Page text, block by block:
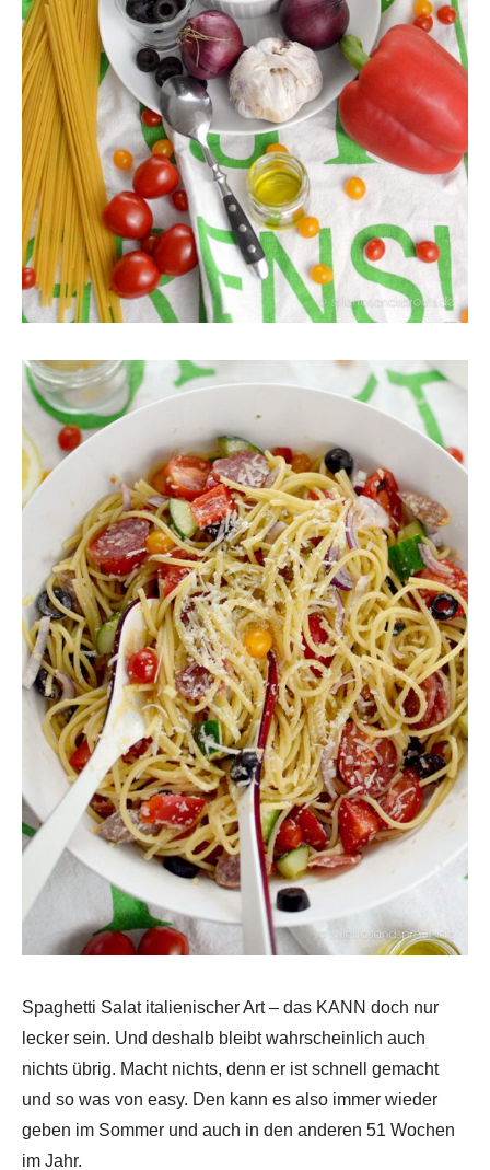
Spaghetti Salat italienischer Art – das KANN doch nur
lecker sein. Und deshalb bleibt wahrscheinlich auch
nichts übrig. Macht nichts, denn er ist schnell gemacht
und so was von easy. Den kann es also immer wieder
geben im Sommer und auch in den anderen 51 Wochen
im Jahr.